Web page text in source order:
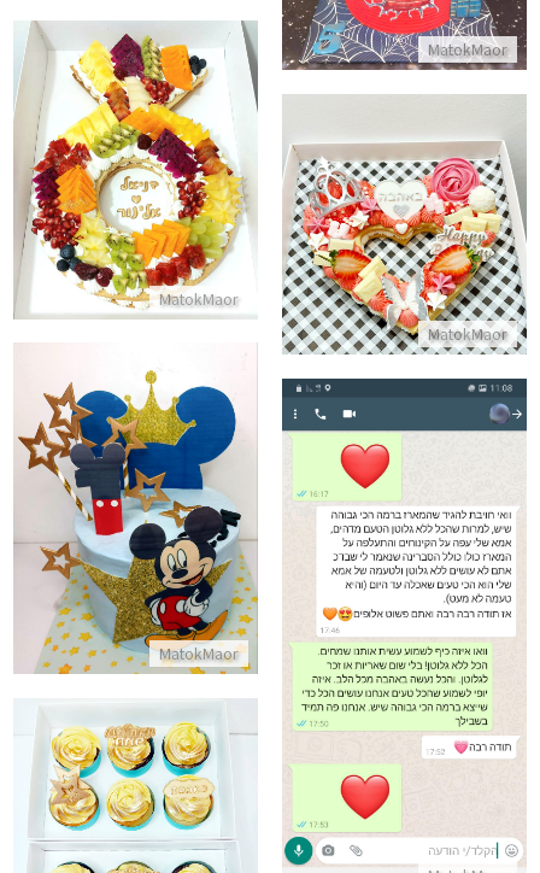
MatokMaor
MatokMaor
עוגת טבעת
התקשר/י
MatokMaor
עוגת מספרים לב
התקשר/י
MatokMaor
עוגת מיקי מאוס
התקשר/י
ביקורות מלקוחות למארז מדהים ללא גלוטן
התקשר/י
מארז קאפקייקס ליום הולדת